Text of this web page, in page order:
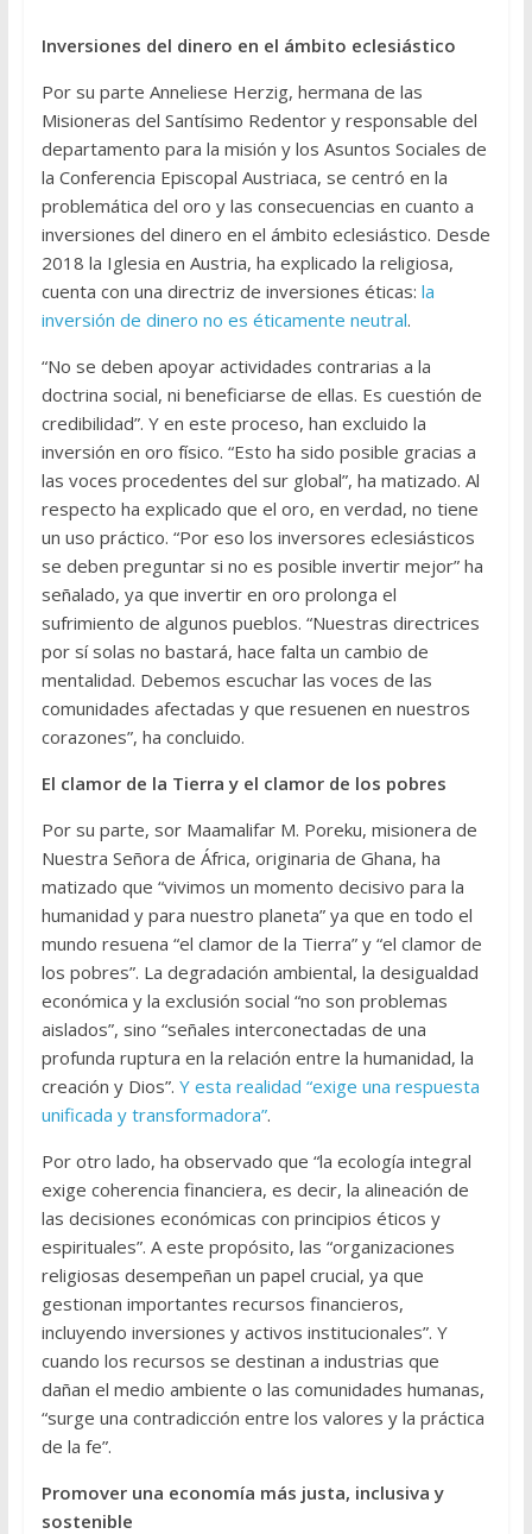
Inversiones del dinero en el ámbito eclesiástico
Por su parte Anneliese Herzig, hermana de las
Misioneras del Santísimo Redentor y responsable del
departamento para la misión y los Asuntos Sociales de
la Conferencia Episcopal Austriaca, se centró en la
problemática del oro y las consecuencias en cuanto a
inversiones del dinero en el ámbito eclesiástico. Desde
2018 la Iglesia en Austria, ha explicado la religiosa,
cuenta con una directriz de inversiones éticas: la
inversión de dinero no es éticamente neutral.
“No se deben apoyar actividades contrarias a la
doctrina social, ni beneficiarse de ellas. Es cuestión de
credibilidad”. Y en este proceso, han excluido la
inversión en oro físico. “Esto ha sido posible gracias a
las voces procedentes del sur global”, ha matizado. Al
respecto ha explicado que el oro, en verdad, no tiene
un uso práctico. “Por eso los inversores eclesiásticos
se deben preguntar si no es posible invertir mejor” ha
señalado, ya que invertir en oro prolonga el
sufrimiento de algunos pueblos. “Nuestras directrices
por sí solas no bastará, hace falta un cambio de
mentalidad. Debemos escuchar las voces de las
comunidades afectadas y que resuenen en nuestros
corazones”, ha concluido.
El clamor de la Tierra y el clamor de los pobres
Por su parte, sor Maamalifar M. Poreku, misionera de
Nuestra Señora de África, originaria de Ghana, ha
matizado que “vivimos un momento decisivo para la
humanidad y para nuestro planeta” ya que en todo el
mundo resuena “el clamor de la Tierra” y “el clamor de
los pobres”. La degradación ambiental, la desigualdad
económica y la exclusión social “no son problemas
aislados”, sino “señales interconectadas de una
profunda ruptura en la relación entre la humanidad, la
creación y Dios”. Y esta realidad “exige una respuesta
unificada y transformadora”.
Por otro lado, ha observado que “la ecología integral
exige coherencia financiera, es decir, la alineación de
las decisiones económicas con principios éticos y
espirituales”. A este propósito, las “organizaciones
religiosas desempeñan un papel crucial, ya que
gestionan importantes recursos financieros,
incluyendo inversiones y activos institucionales”. Y
cuando los recursos se destinan a industrias que
dañan el medio ambiente o las comunidades humanas,
“surge una contradicción entre los valores y la práctica
de la fe”.
Promover una economía más justa, inclusiva y
sostenible